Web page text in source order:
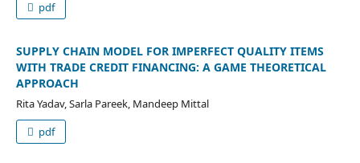
pdf
SUPPLY CHAIN MODEL FOR IMPERFECT QUALITY ITEMS
WITH TRADE CREDIT FINANCING: A GAME THEORETICAL
APPROACH
Rita Yadav, Sarla Pareek, Mandeep Mittal
pdf